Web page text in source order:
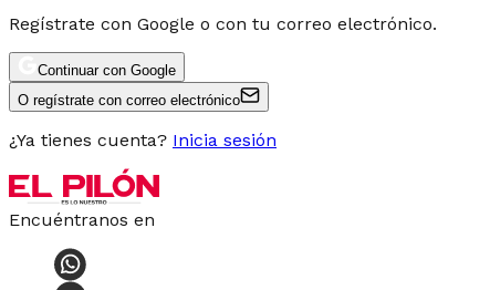
Regístrate con Google o con tu correo electrónico.
Continuar con Google
O regístrate con correo electrónico
¿Ya tienes cuenta? Inicia sesión
Encuéntranos en